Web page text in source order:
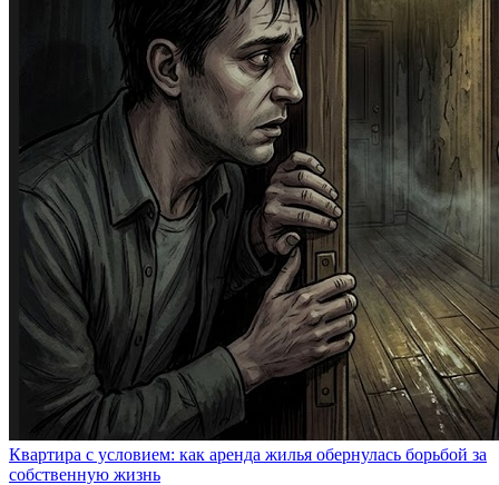
Квартира с условием: как аренда жилья обернулась борьбой за
собственную жизнь